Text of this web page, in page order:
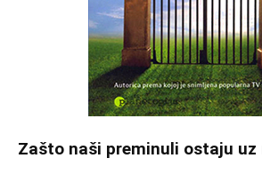
Zašto naši preminuli ostaju uz